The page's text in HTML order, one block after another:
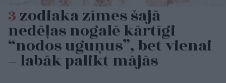
3zodiaka zīmes šajā
nedēļas nogalē kārtīgi
“nodos uguņus”, bet vienai
– labāk palikt mājās